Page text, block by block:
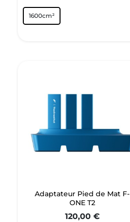
1600cm²
Adaptateur Pied de Mat F-
ONE T2
120,00 €